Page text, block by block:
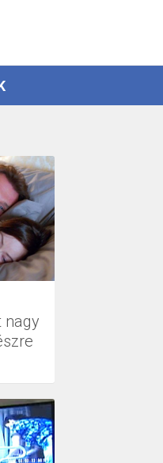
nagy